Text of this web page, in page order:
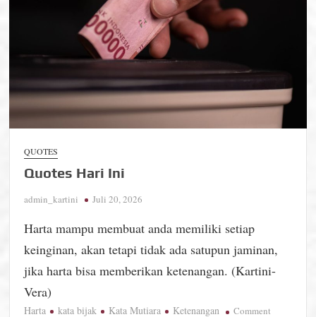
QUOTES
Quotes Hari Ini
admin_kartini Juli 20, 2026
Harta mampu membuat anda memiliki setiap
keinginan, akan tetapi tidak ada satupun jaminan,
jika harta bisa memberikan ketenangan. (Kartini-
Vera)
Harta kata bijak Kata Mutiara Ketenangan Comment